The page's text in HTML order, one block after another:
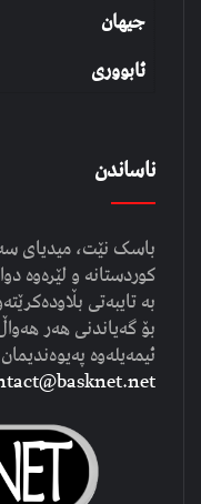
جیهان
ئابووری
ناساندن
باسک نێت، میدیای
کوردستانە و لێرەوە
بە تایبەتی
بۆ گەیاندنی هەر
ئیمەیلەوە